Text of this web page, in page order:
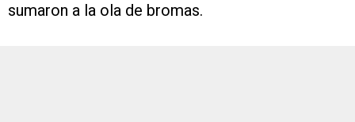
sumaron a la ola de bromas.